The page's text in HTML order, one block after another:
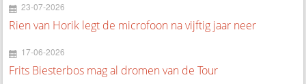
23-07-2026
Rien van Horik legt de microfoon na vijftig jaar neer
17-06-2026
Frits Biesterbos mag al dromen van de Tour